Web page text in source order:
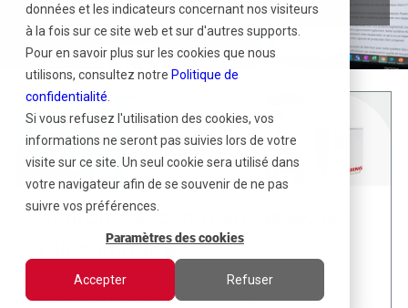
données et les indicateurs concernant nos visiteurs
à la fois sur ce site web et sur d'autres supports.
Pour en savoir plus sur les cookies que nous
utilisons, consultez notre Politique de
confidentialité
Si vous refusez l'utilisation des cookies, vos
informations ne seront pas suivies lors de votre
visite sur ce site. Un seul cookie sera utilisé dans
votre navigateur afin de se souvenir de ne pas
suivre vos préférences.
Paramètres des cookies
Accepter Refuser
Pourquoi et comment assécher
l’air comprimé
Traitement de l'air au compresseur